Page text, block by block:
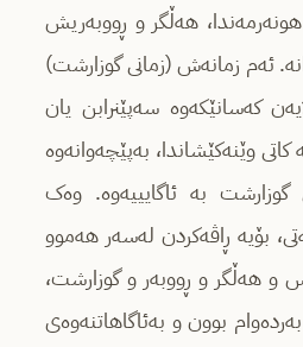
هەڵگر و ڕووبەریش
ئەم زمانەش (زمانی گوزارشت)
کەسانێکەوە سەپێنرابن یان
کاتی وێنەکێشاندا، بەپێچەوانەوە
گوزارشت بە ئاگایییەوە. وەک
بۆیە ڕاڤەکردن لەسەر هەموو
و هەڵگر و ڕووبەر و گوزارشت،
بوون و بەئاگاهاتنەوەی